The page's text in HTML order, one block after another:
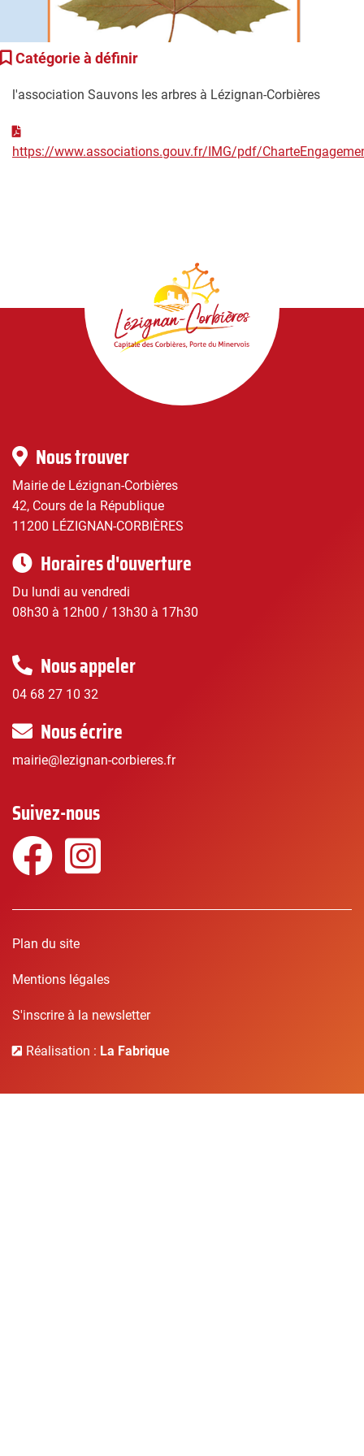
Catégorie à définir
l'association Sauvons les arbres à Lézignan-Corbières
https://www.associations.gouv.fr/IMG/pdf/
Lézignan-
Infos
pratiques
Nous trouver
Mairie de Lézignan-Corbières
42, Cours de la République
11200 LÉZIGNAN-CORBIÈRES
Horaires d'ouverture
Du lundi au vendredi
08h30 à 12h00 / 13h30 à 17h30
Nous appeler
04 68 27 10 32
Nous écrire
mairie@lezignan-corbieres.fr
Suivez-nous
Facebook
Plan du site
Mentions légales
S'inscrire à la newsletter
Réalisation : La Fabrique